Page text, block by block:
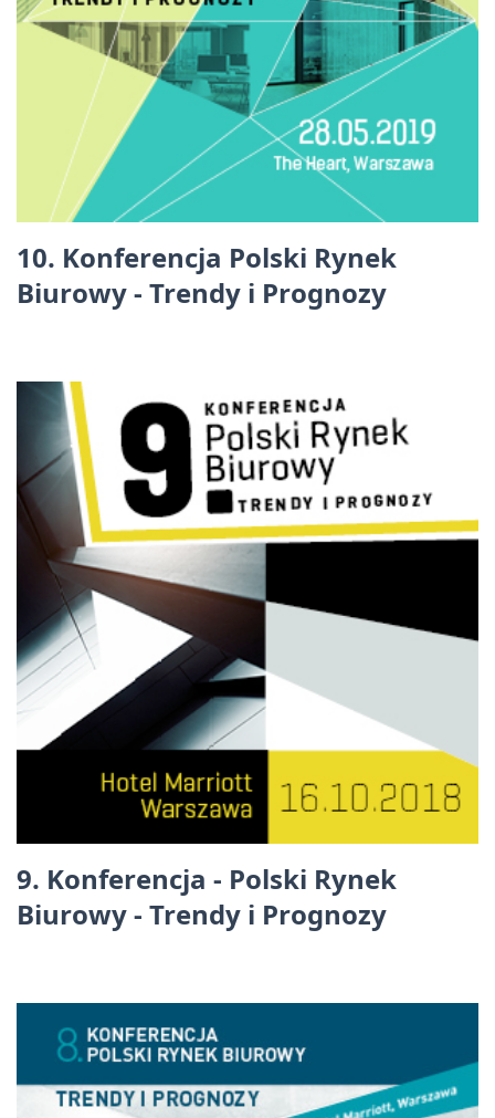
10. Konferencja Polski Rynek
Biurowy - Trendy i Prognozy
9. Konferencja - Polski Rynek
Biurowy - Trendy i Prognozy